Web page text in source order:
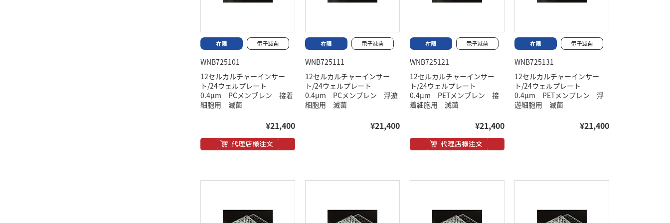
WNB725101
12セルカルチャーインサー
ト/24ウェルプレート
0.4μm PCメンブレン 接着
細胞用 滅菌
¥21,400
WNB725111
12セルカルチャーインサー
ト/24ウェルプレート
0.4μm PCメンブレン 浮遊
細胞用 滅菌
¥21,400
WNB725121
12セルカルチャーインサー
ト/24ウェルプレート
0.4μm PETメンブレン 接
着細胞用 滅菌
¥21,400
WNB725131
12セルカルチャーインサー
ト/24ウェルプレート
0.4μm PETメンブレン 浮
遊細胞用 滅菌
¥21,400